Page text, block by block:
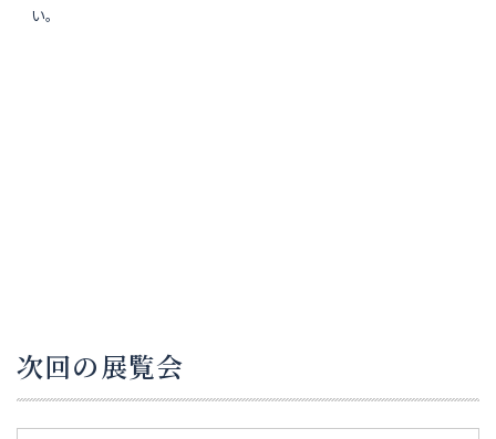
い。
次回の展覧会